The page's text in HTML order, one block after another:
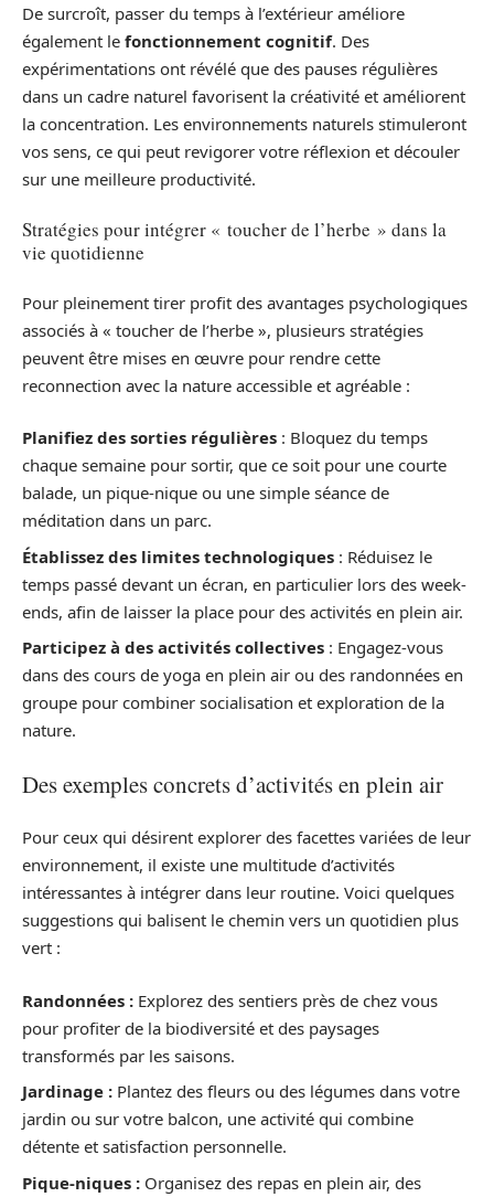
De surcroît, passer du temps à l’extérieur améliore
également le fonctionnement cognitif. Des
expérimentations ont révélé que des pauses régulières
dans un cadre naturel favorisent la créativité et améliorent
la concentration. Les environnements naturels stimuleront
vos sens, ce qui peut revigorer votre réflexion et découler
sur une meilleure productivité.
Stratégies pour intégrer « toucher de l’herbe » dans la
vie quotidienne
Pour pleinement tirer profit des avantages psychologiques
associés à « toucher de l’herbe », plusieurs stratégies
peuvent être mises en œuvre pour rendre cette
reconnection avec la nature accessible et agréable :
Planifiez des sorties régulières : Bloquez du temps
chaque semaine pour sortir, que ce soit pour une courte
balade, un pique-nique ou une simple séance de
méditation dans un parc.
Établissez des limites technologiques : Réduisez le
temps passé devant un écran, en particulier lors des week-
ends, afin de laisser la place pour des activités en plein air.
Participez à des activités collectives : Engagez-vous
dans des cours de yoga en plein air ou des randonnées en
groupe pour combiner socialisation et exploration de la
nature.
Des exemples concrets d’activités en plein air
Pour ceux qui désirent explorer des facettes variées de leur
environnement, il existe une multitude d’activités
intéressantes à intégrer dans leur routine. Voici quelques
suggestions qui balisent le chemin vers un quotidien plus
vert :
Randonnées : Explorez des sentiers près de chez vous
pour profiter de la biodiversité et des paysages
transformés par les saisons.
Jardinage : Plantez des fleurs ou des légumes dans votre
jardin ou sur votre balcon, une activité qui combine
détente et satisfaction personnelle.
Pique-niques : Organisez des repas en plein air, des